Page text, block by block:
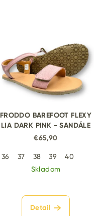
41
FRODDO BAREFOOT FLEXY
LIA DARK PINK - SANDÁLE
€65,90
36 37 38 39
40
Skladom
Detail